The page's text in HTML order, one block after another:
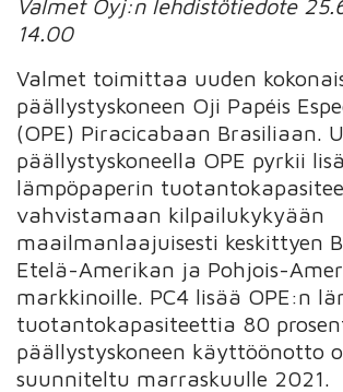
Valmet Oyj:n lehdistötiedote
14.00
Valmet toimittaa uuden
päällystyskoneen Oji Papéis
(OPE) Piracicabaan Brasiliaan.
päällystyskoneella OPE pyrkii
lämpöpaperin
vahvistamaan kilpailukykyään
maailmanlaajuisesti keskittyen
Etelä-Amerikan ja Pohjois-
markkinoille. PC4 lisää OPE:n
tuotantokapasiteettia 80
päällystyskoneen käyttöönotto
suunniteltu marraskuulle 2021.